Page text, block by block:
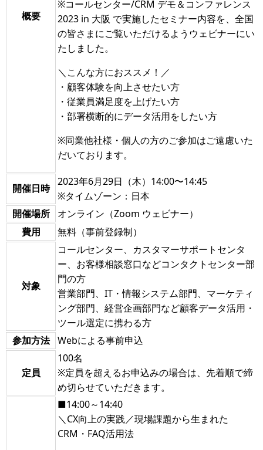
概要
※コールセンター/CRM デモ＆コンファレンス
2023 in 大阪 で実施したセミナー内容を、全国
の皆さまにご覧いただけるようウェビナーにい
たしました。
＼こんな方におススメ！／
・顧客体験を向上させたい方
・従業員満足度を上げたい方
・部署横断的にデータ活用をしたい方
※同業他社様・個人の方のご参加はご遠慮いた
だいております。
開催日時
2023年6月29日（木）14:00〜14:45
※タイムゾーン：日本
開催場所
オンライン（Zoom ウェビナー）
費用
無料（事前登録制）
対象
コールセンター、カスタマーサポートセンタ
ー、お客様相談窓口などコンタクトセンター部
門の方
営業部門、IT・情報システム部門、マーケティ
ング部門、経営企画部門など顧客データ活用・
ツール選定に携わる方
参加方法
Webによる事前申込
定員
100名
※定員を超えるお申込みの場合は、先着順で締
め切らせていただきます。
■14:00～14:40
＼CX向上の実践／現場課題から生まれた
CRM・FAQ活用法